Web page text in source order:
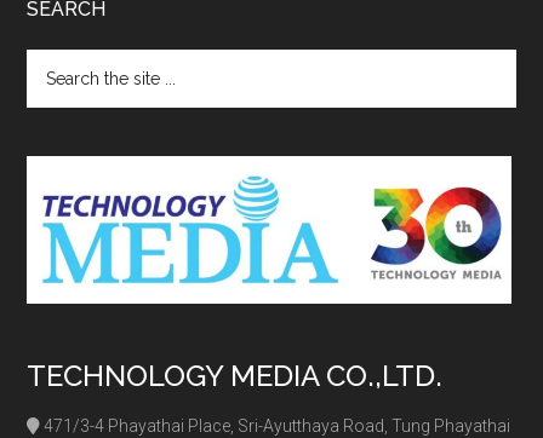
SEARCH
the
site
TECHNOLOGY MEDIA CO.,LTD.
471/3-4 Phayathai Place, Sri-Ayutthaya Road, Tung Phayathai